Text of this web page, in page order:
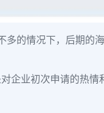
的情况下，后期的
企业初次申请的热